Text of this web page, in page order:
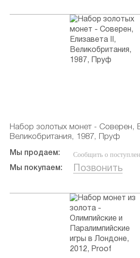
Набор золотых монет - Соверен,
Великобритания, 1987, Пруф
Мы продаем: Сообщить о
Мы покупаем: Позвонить